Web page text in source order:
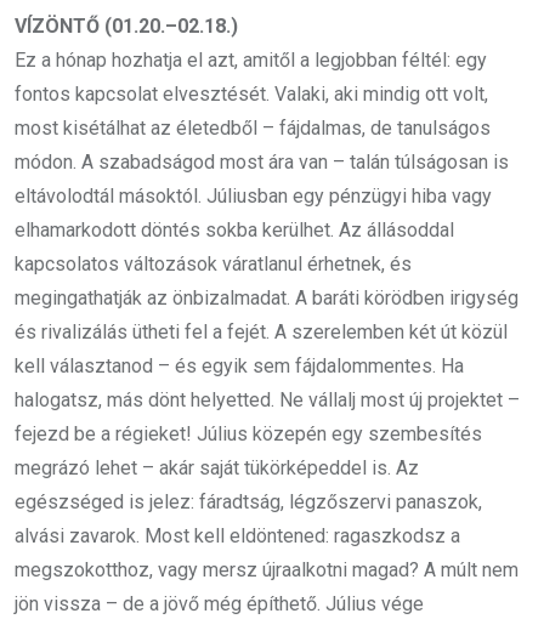
VÍZÖNTŐ (01.20.–02.18.)
Ez a hónap hozhatja el azt, amitől a legjobban féltél: egy
fontos kapcsolat elvesztését. Valaki, aki mindig ott volt,
most kisétálhat az életedből – fájdalmas, de tanulságos
módon. A szabadságod most ára van – talán túlságosan is
eltávolodtál másoktól. Júliusban egy pénzügyi hiba vagy
elhamarkodott döntés sokba kerülhet. Az állásoddal
kapcsolatos változások váratlanul érhetnek, és
megingathatják az önbizalmadat. A baráti körödben irigység
és rivalizálás ütheti fel a fejét. A szerelemben két út közül
kell választanod – és egyik sem fájdalommentes. Ha
halogatsz, más dönt helyetted. Ne vállalj most új projektet –
fejezd be a régieket! Július közepén egy szembesítés
megrázó lehet – akár saját tükörképeddel is. Az
egészséged is jelez: fáradtság, légzőszervi panaszok,
alvási zavarok. Most kell eldöntened: ragaszkodsz a
megszokotthoz, vagy mersz újraalkotni magad? A múlt nem
jön vissza – de a jövő még építhető. Július vége